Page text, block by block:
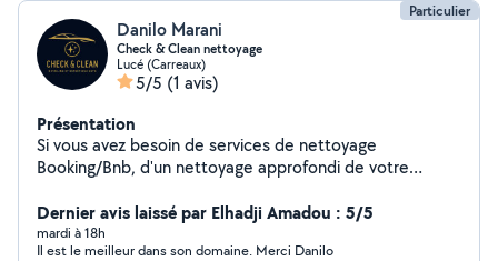
Particulier
Danilo Marani
Check & Clean nettoyage
Lucé (Carreaux)
5/5 (1 avis)
Présentation
Si vous avez besoin de services de nettoyage
Booking/Bnb, d'un nettoyage approfondi de votre
Dernier avis laissé par Elhadji Amadou : 5/5
mardi à 18h
Il est le meilleur dans son domaine. Merci Danilo